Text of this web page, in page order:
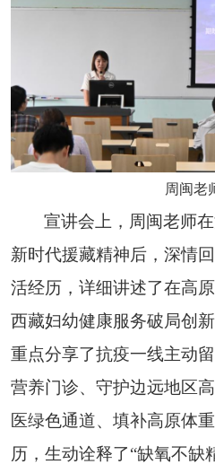
周闽老
宣讲会上，周闽老师
新时代援藏精神后，深情
活经历，详细讲述了在高
西藏妇幼健康服务破局创
重点分享了抗疫一线主动
营养门诊、守护边远地区
医绿色通道、填补高原体
历，生动诠释了“缺氧不缺